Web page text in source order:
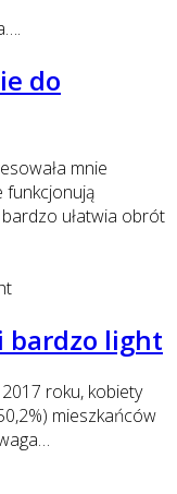
do
mnie
funkcjonują
ułatwia obrót
bardzo light
roku, kobiety
mieszkańców
…